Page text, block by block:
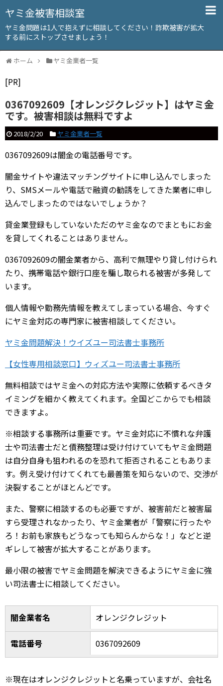
ヤミ金被害相談室
ヤミ金問題は1人で抱えずに相談してください！詐欺被害が拡大
する前にストップさせましょう！
ホーム ヤミ金業者一覧
[PR]
0367092609【オレンジクレジット】はヤミ金
です。被害相談は無料ですよ
2018/2/20 ヤミ金業者一覧
0367092609は闇金の電話番号です。
闇金サイトや違法マッチングサイトに申し込んでしまった
り、SMSメールや電話で融資の勧誘をしてきた業者に申し
込んでしまったのではないでしょうか？
貸金業登録もしていないただのヤミ金なのでまともにお金
を貸してくれることはありません。
0367092609の闇金業者から、高利で無理やり貸し付けられ
たり、携帯電話や銀行口座を騙し取られる被害が多発して
います。
個人情報や勤務先情報を教えてしまっている場合、今すぐ
にヤミ金対応の専門家に被害相談してください。
ヤミ金問題解決！ウイズユー司法書士事務所
【女性専用相談窓口】ウィズユー司法書士事務所
無料相談ではヤミ金への対応方法や実際に依頼するべきタ
イミングを細かく教えてくれます。全国どこからでも相談
できますよ。
※相談する事務所は重要です。ヤミ金対応に不慣れな弁護
士や司法書士だと債務整理は受け付けていてもヤミ金問題
は自分自身も狙われるのを恐れて拒否されることもありま
す。例え受け付けてくれても最善策を知らないので、交渉が
決裂することがほとんどです。
また、警察に相談するのも必要ですが、被害前だと被害届
すら受理されなかったり、ヤミ金業者が「警察に行ったや
ろ！お前も家族もどうなっても知らんからな！」などと逆
ギレして被害が拡大することがあります。
最小限の被害でヤミ金問題を解決できるようにヤミ金に強
い司法書士に相談してください。
闇金業者名 オレンジクレジット
電話番号 0367092609
※現在はオレンジクレジットと名乗っていますが、会社名